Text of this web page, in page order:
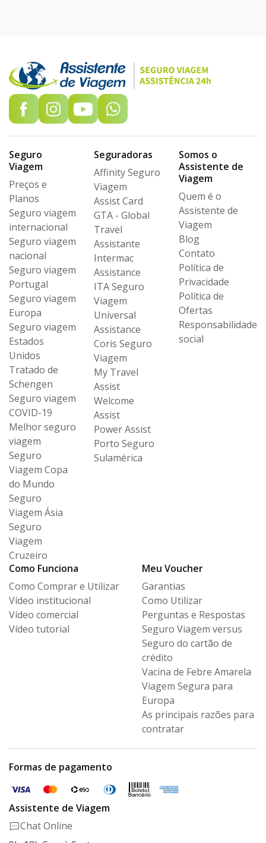
Seguro
Viagem
Preços e
Planos
Seguro viagem
internacional
Seguro viagem
nacional
Seguro viagem
Portugal
Seguro viagem
Europa
Seguro viagem
Estados
Unidos
Tratado de
Schengen
Seguro viagem
COVID-19
Melhor seguro
viagem
Seguro
Viagem Copa
do Mundo
Seguro
Viagem Ásia
Seguro
Viagem
Cruzeiro
Seguradoras
Affinity Seguro
Viagem
Assist Card
GTA - Global
Travel
Assistante
Intermac
Assistance
ITA Seguro
Viagem
Universal
Assistance
Coris Seguro
Viagem
My Travel
Assist
Welcome
Assist
Power Assist
Porto Seguro
Sulamérica
Somos o
Assistente de
Viagem
Quem é o
Assistente de
Viagem
Blog
Contato
Política de
Privacidade
Política de
Ofertas
Responsabilidade
social
Como Funciona
Como Comprar e Utilizar
Vídeo institucional
Vídeo comercial
Vídeo tutorial
Meu Voucher
Garantias
Como Utilizar
Perguntas e Respostas
Seguro Viagem versus
Seguro do cartão de
crédito
Vacina de Febre Amarela
Viagem Segura para
Europa
As principais razões para
contratar
Formas de pagamento
Assistente de Viagem
Chat Online